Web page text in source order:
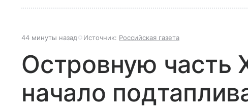
44 минуты назад Источник: Российская газета
Островную часть
начало